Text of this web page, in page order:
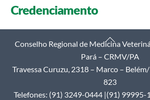
Credenciamento
Back
To
Top
Conselho Regional de Medicina
Pará – CRMV/PA
Travessa Curuzu, 2318 – Marco –
823
Telefones: (91) 3249-0444 |(91) 99995-